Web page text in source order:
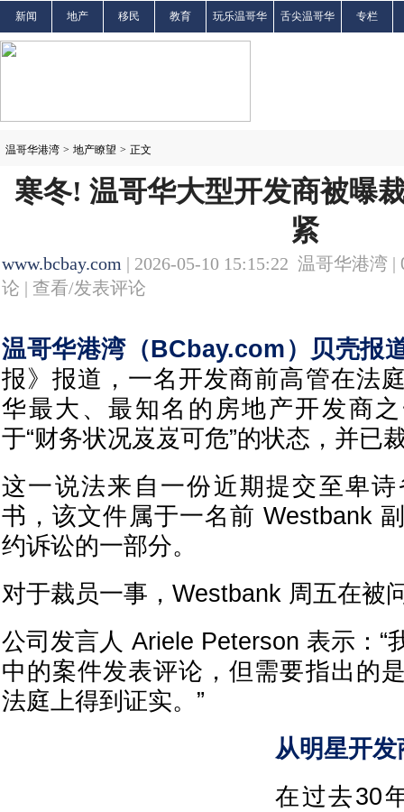
新闻 地产 移民 教育 玩乐温哥华 舌尖温哥华 专栏
温哥华港湾 > 地产瞭望 > 正文
寒冬! 温哥华大型开发商被曝
紧
www.bcbay.com | 2026-05-10 15:15:22 温哥华港湾 |
论 | 查看/发表评论
温哥华港湾（BCbay.com）贝壳报
报》报道，一名开发商前高管在法
华最大、最知名的房地产开发商
于“财务状况岌岌可危”的状态，并已
这一说法来自一份近期提交至卑
书，该文件属于一名前 Westbank
约诉讼的一部分。
对于裁员一事，Westbank 周五在被
公司发言人 Ariele Peterson 表示：“
中的案件发表评论，但需要指出的
法庭上得到证实。”
从明星开
在过去30